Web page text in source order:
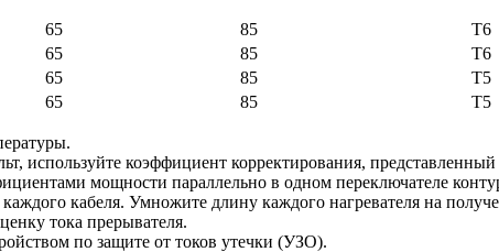
65 85
Т6
65 85
Т6
65 85
Т5
65 85 Т5
используйте коэффициент корректирования,
мощности параллельно в одном переключателе
кабеля. Умножите длину каждого нагревателя на
тока прерывателя.
по защите от токов утечки (УЗО).